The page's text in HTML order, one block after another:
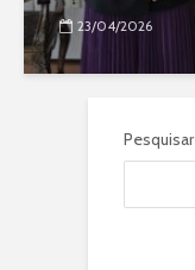
23/04/2026
Pesquisar